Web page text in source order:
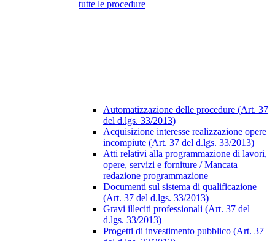
tutte le procedure
Automatizzazione delle procedure (Art. 37
del d.lgs. 33/2013)
Acquisizione interesse realizzazione opere
incompiute (Art. 37 del d.lgs. 33/2013)
Atti relativi alla programmazione di lavori,
opere, servizi e forniture / Mancata
redazione programmazione
Documenti sul sistema di qualificazione
(Art. 37 del d.lgs. 33/2013)
Gravi illeciti professionali (Art. 37 del
d.lgs. 33/2013)
Progetti di investimento pubblico (Art. 37